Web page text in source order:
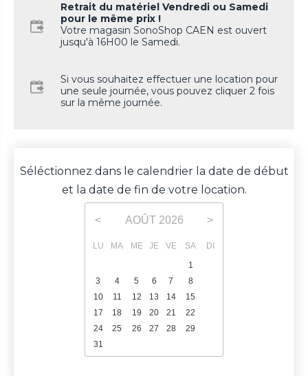
Retrait du matériel Vendredi ou Samedi
pour le même prix !
Votre magasin SonoShop CAEN est ouvert
jusqu'à 16H00 le Samedi.
Si vous souhaitez effectuer une location pour
une seule journée, vous pouvez cliquer 2 fois
sur la même journée.
Séléctionnez dans le calendrier la date de début
et la date de fin de votre location.
< AOÛT 2026 >
LU MA ME JE VE SA
DI
1
3
4 5 6 7 8
10
11 12 13 14 15
17
18 19 20 21 22
24
25 26 27 28 29
31